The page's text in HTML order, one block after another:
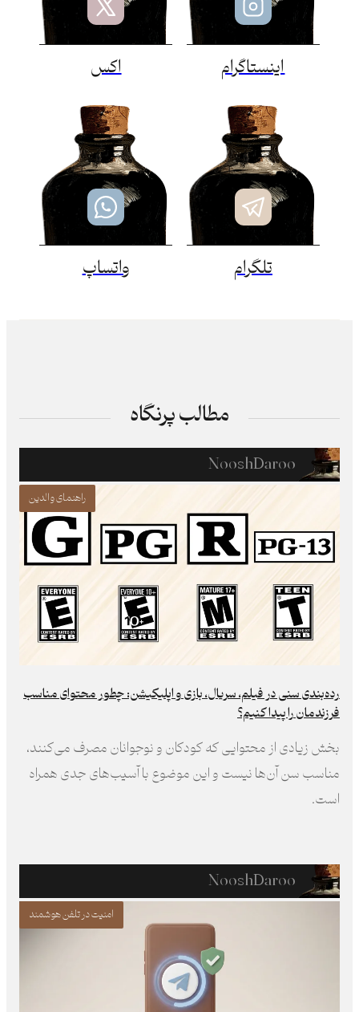
اینستاگرام اکس
تلگرام واتساپ
مطالب پرنگاه
NooshDaroo
راهنمای والدین
رده‌بندی سنی در فیلم، سریال، بازی و اپلیکیشن: چطور محتوای مناسب
فرزند‌مان را پیدا کنیم؟
بخش زیادی از محتوایی که کودکان و نوجوانان مصرف می‌کنند،
مناسب سن آن‌ها نیست و این موضوع با آسیب‌های جدی همراه
است.
NooshDaroo
امنیت در تلفن هوشمند